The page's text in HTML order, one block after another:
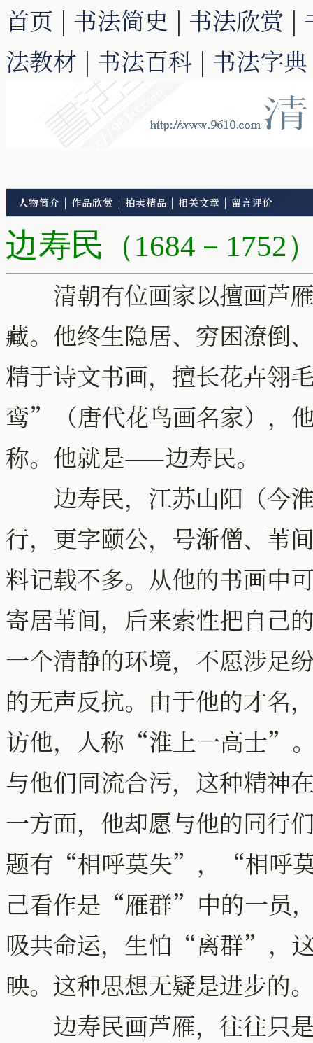
首页 | 书法简史 | 书法欣赏 |
法教材 | 书法百科 | 书法字典
人物简介 | 作品欣赏 | 拍卖精品 | 相关文章 | 留言评价
边寿民 （1684－1752
清朝有位画家以擅画芦雁
藏。他终生隐居、穷困潦
精于诗文书画，擅长花卉翎
鸾”（唐代花鸟画名家），
称。他就是——边寿民。
边寿民，江苏山阳（今淮
行，更字颐公，号渐僧、苇
料记载不多。从他的书画中
寄居苇间，后来索性把自
一个清静的环境，不愿涉足
的无声反抗。由于他的才名
访他，人称“淮上一高士”
与他们同流合污，这种精神
一方面，他却愿与他的同行
题有“相呼莫失”，“相呼
己看作是“雁群”中的一员
吸共命运，生怕“离群”，
映。这种思想无疑是进步的
边寿民画芦雁，往往只是